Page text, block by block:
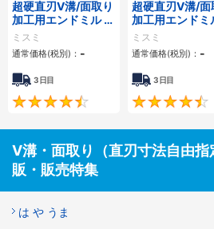
超硬直刃V溝/面取り
加工用エンドミル 2
枚刃/V溝/先端芯厚
指定タイプ
ミスミ
通常価格(税別)： -
3日目
4.6
超硬直刃V溝/面
加工用エンドミ
溝/先端芯厚極小
イプ
ミスミ
通常価格(税別)： -
3日目
V溝・面取り（直刃寸法自由指
販・販売特集
は や うま